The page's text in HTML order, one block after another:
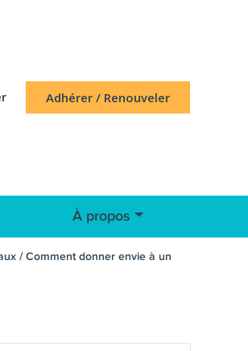
Adhérer / Renouveler
À propos
/ Comment donner envie à un